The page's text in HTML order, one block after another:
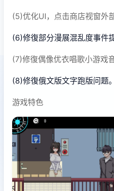
(5)优化UI，点击商店视窗外
(6)修復部分漫展混乱度事件
(7)修復偶像优衣唱歌小游戏
(8)修復俄文版文字跑版问题。
游戏特色